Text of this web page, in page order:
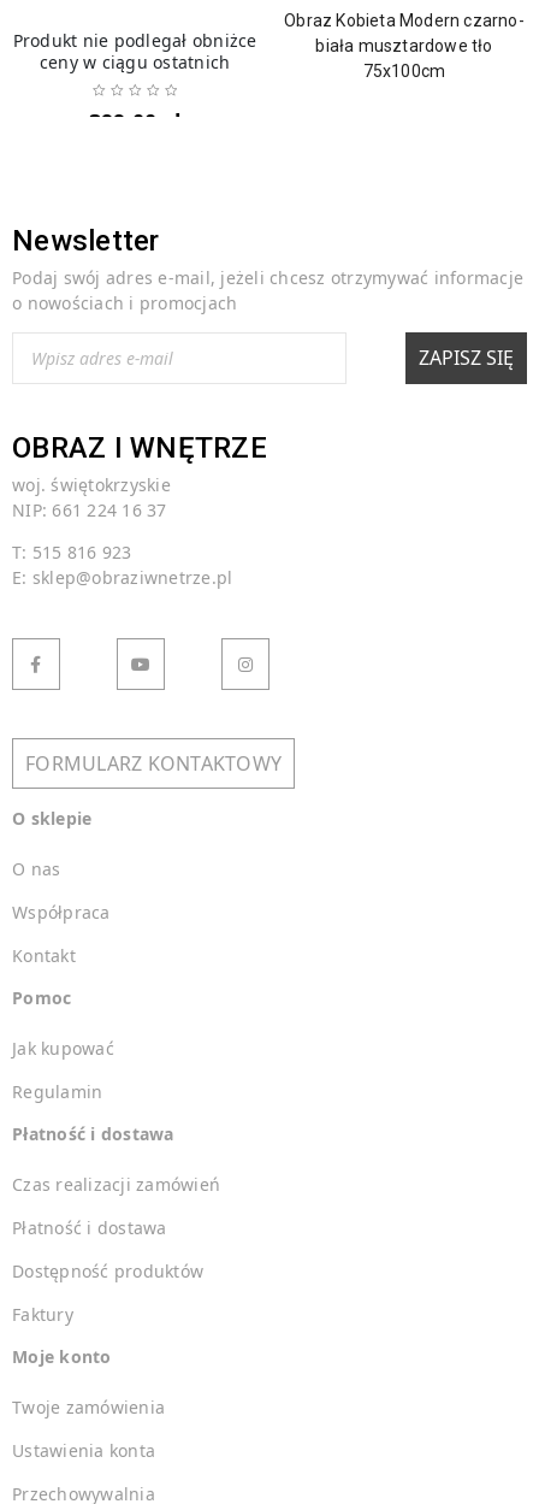
Produkt nie podlegał obniżce
ceny w ciągu ostatnich
399,00 zł
Obraz Kobieta Modern czarno-
biała musztardowe tło
75x100cm
Newsletter
Podaj swój adres e-mail, jeżeli chcesz otrzymywać informacje
o nowościach i promocjach
OBRAZ I WNĘTRZE
woj. świętokrzyskie
NIP: 661 224 16 37
T: 515 816 923
E: sklep@obraziwnetrze.pl
FORMULARZ KONTAKTOWY
O sklepie
O nas
Współpraca
Kontakt
Pomoc
Jak kupować
Regulamin
Płatność i dostawa
Czas realizacji zamówień
Płatność i dostawa
Dostępność produktów
Faktury
Moje konto
Twoje zamówienia
Ustawienia konta
Przechowywalnia